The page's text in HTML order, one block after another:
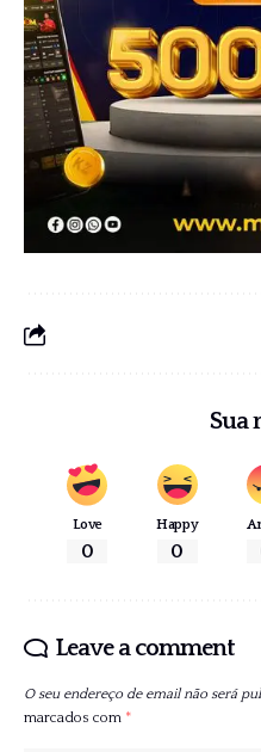
Sua
Love
0
Happy
0
Leave a comment
O seu endereço de email não será
marcados com *